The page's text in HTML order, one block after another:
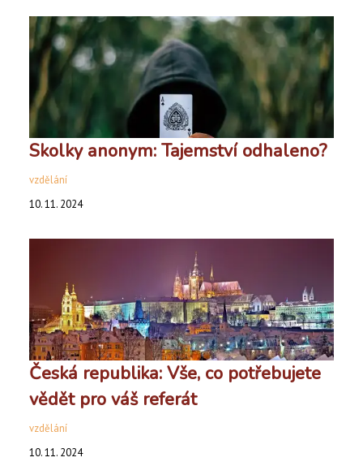
Skolky anonym: Tajemství odhaleno?
vzdělání
10. 11. 2024
Česká republika: Vše, co potřebujete
vědět pro váš referát
vzdělání
10. 11. 2024